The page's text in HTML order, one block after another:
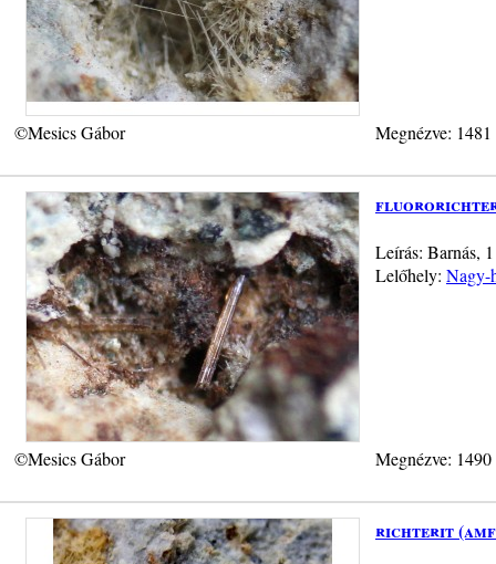
©Mesics Gábor Megnézve:
Leírás: Barnás,
Lelőhely: Nagy-
©Mesics Gábor Megnézve:
richterit